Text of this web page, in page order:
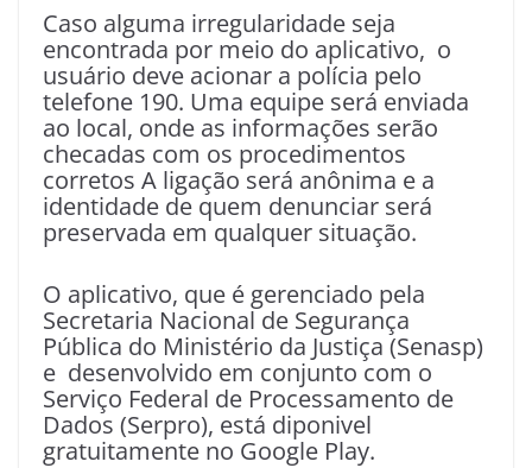
Caso alguma irregularidade seja
encontrada por meio do aplicativo, o
usuário deve acionar a polícia pelo
telefone 190. Uma equipe será enviada
ao local, onde as informações serão
checadas com os procedimentos
corretos A ligação será anônima e a
identidade de quem denunciar será
preservada em qualquer situação.
O aplicativo, que é gerenciado pela
Secretaria Nacional de Segurança
Pública do Ministério da Justiça (Senasp)
e desenvolvido em conjunto com o
Serviço Federal de Processamento de
Dados (Serpro), está diponivel
gratuitamente no Google Play.